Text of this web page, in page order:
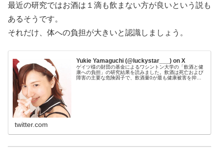
最近の研究ではお酒は１滴も飲まない方が良いという説も
あるそうです。
それだけ、体への負担が大きいと認識しましょう。
Yukie Yamaguchi (@luckystar___) on X
ゲイツ様の財団の基金によるワシントン大学の「飲酒と健
康への負担」の研究結果を読みました。飲酒は死亡および
障害の主要な危険因子で、飲酒量0が最も健康被害を抑え
twitter.com